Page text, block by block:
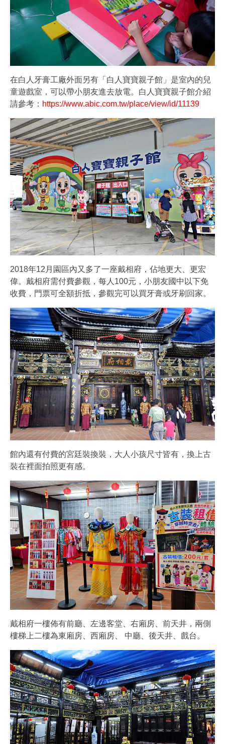
在白人牙膏工廠外面另有「白人寶寶親子館」是室內的兒
童遊戲室，可以帶小朋友進去放電。白人寶寶親子館介紹
請參考： https://www.abic.com.tw/place/view/id/11139
2018年12月園區內又多了一座戴相府，佔地更大、更宏
偉。戴相府需付費參觀，每人100元，小朋友國中以下免
收費，門票可全額折抵，參觀完可以買牙膏或牙刷回家。
館內還有付費的宮廷裝換裝，大人小孩尺寸皆有，換上古
裝在裡面拍照更有感。
戴相府一樓佈有前廳、左邊客堂、右廂房、前天井，兩側
樓梯上二樓為東廂房、西廂房、 中廳、後天井、戲台。